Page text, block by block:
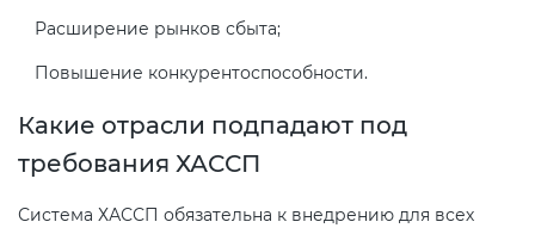
Расширение рынков сбыта;
Повышение конкурентоспособности.
Какие отрасли подпадают под
требования ХАССП
Система ХАССП обязательна к внедрению для всех